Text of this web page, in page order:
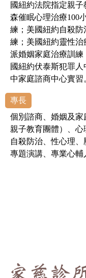
國紐約法院指定親
森催眠心理治療100
練；美國紐約自殺防
練；美國紐約靈性
派婚姻家庭治療訓
國紐約伏泰斯犯罪
中家庭諮商中心實習
專長
個別諮商、婚姻及家
親子教育團體）、心
自殺防治、性心理、
專題演講、專業心輔